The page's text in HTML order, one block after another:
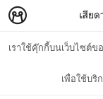
เราใช้คุ๊กกี้บนเว็บไซต์
เพื่อใช้บริ
เสีย
01